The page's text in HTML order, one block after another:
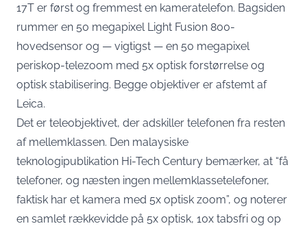
17T er først og fremmest en kameratelefon. Bagsiden
rummer en 50 megapixel Light Fusion 800-
hovedsensor og — vigtigst — en 50 megapixel
periskop-telezoom med 5x optisk forstørrelse og
optisk stabilisering. Begge objektiver er afstemt af
Leica.
Det er teleobjektivet, der adskiller telefonen fra resten
af mellemklassen. Den malaysiske
teknologipublikation Hi-Tech Century bemærker, at “få
telefoner, og næsten ingen mellemklassetelefoner,
faktisk har et kamera med 5x optisk zoom”, og noterer
en samlet rækkevidde på 5x optisk, 10x tabsfri og op